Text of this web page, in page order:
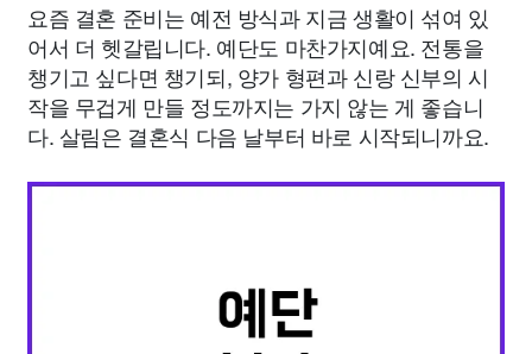
요즘 결혼 준비는 예전 방식과 지금 생활이 섞여 있
어서 더 헷갈립니다. 예단도 마찬가지예요. 전통을
챙기고 싶다면 챙기되, 양가 형편과 신랑 신부의 시
작을 무겁게 만들 정도까지는 가지 않는 게 좋습니
다. 살림은 결혼식 다음 날부터 바로 시작되니까요.